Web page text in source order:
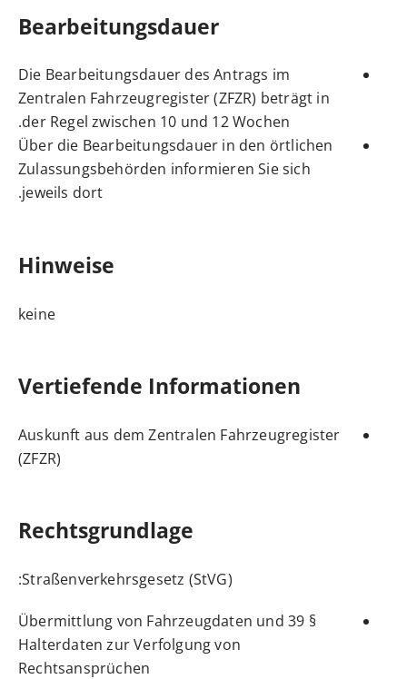
Bearbeitungsdauer
Die Bearbeitungsdauer des Antrags im
Zentralen Fahrzeugregister (ZFZR) beträgt in
der Regel zwischen 10 und 12 Wochen.
Über die Bearbeitungsdauer in den örtlichen
Zulassungsbehörden informieren Sie sich
jeweils dort.
Hinweise
keine
Vertiefende Informationen
Auskunft aus dem Zentralen Fahrzeugregister
(ZFZR)
Rechtsgrundlage
Straßenverkehrsgesetz (StVG)
:
§ 39 Übermittlung von Fahrzeugdaten und
Halterdaten zur Verfolgung von
Rechtsansprüchen